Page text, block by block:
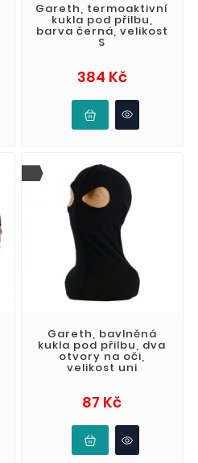
Gareth, termoaktivní
kukla pod přilbu,
barva černá, velikost
S
384 KčCena
Gareth, bavlněná
kukla pod přilbu, dva
otvory na oči,
velikost uni
87 KčCena